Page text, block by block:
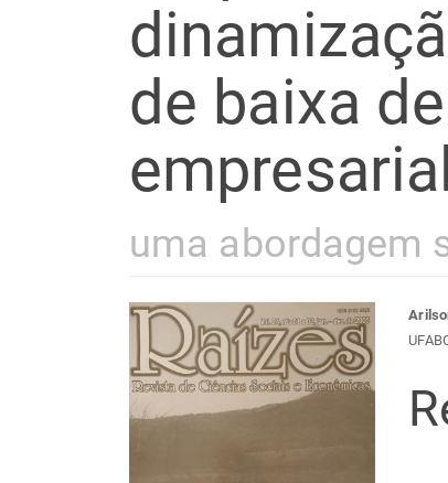
de baixa
uma abordagem
Barra
lateral
de
do